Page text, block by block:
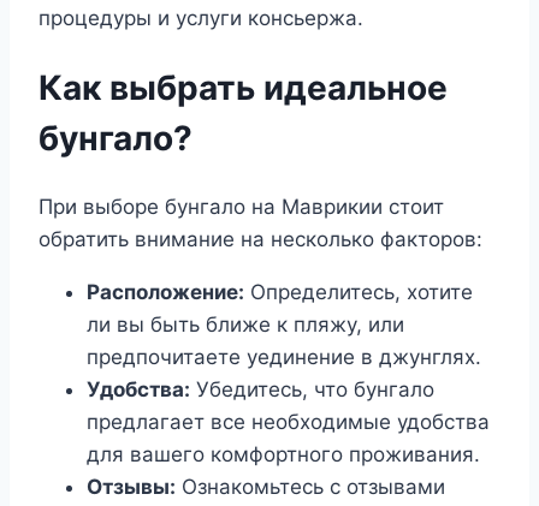
процедуры и услуги консьержа.
Как выбрать идеальное
бунгало?
При выборе бунгало на Маврикии стоит
обратить внимание на несколько факторов:
Расположение: Определитесь, хотите
ли вы быть ближе к пляжу, или
предпочитаете уединение в джунглях.
Удобства: Убедитесь, что бунгало
предлагает все необходимые удобства
для вашего комфортного проживания.
Отзывы: Ознакомьтесь с отзывами